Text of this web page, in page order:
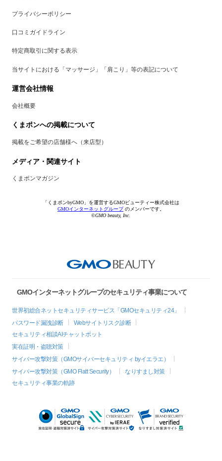
プライバシーポリシー
口コミガイドライン
特定商取引に関する表示
当サイトにおける「マッサージ」「肩こり」等の表記について
運営会社情報
会社概要
くまポンへの掲載について
掲載をご希望の店舗様へ（来店型）
メディア・関連サイト
くまポンマガジン
「くまポンbyGMO」を運営するGMOビューティー株式会社は
GMOインターネットグループのメンバーです。
©GMO beauty, Inc.
GMOインターネットグループのセキュリティ事業について
世界初総合ネットセキュリティサービス「GMOセキュリティ24」
パスワード漏洩診断
Webサイトリスク診断
セキュリティ相談AIチャットボット
実在証明・盗聴対策
サイバー攻撃対策（GMOサイバーセキュリティ byイエラエ）
サイバー攻撃対策（GMO Flatt Security）
なりすまし対策
セキュリティ事業の軌跡